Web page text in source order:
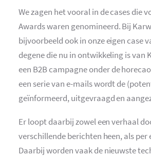
We zagen het vooral in de cases die
Awards waren genomineerd. Bij
bijvoorbeeld ook in onze eigen case
degene die nu in ontwikkeling is van
een B2B campagne onder de
een serie van e-mails wordt de
geïnformeerd, uitgevraagd en
Er loopt daarbij zowel een verhaal
verschillende berichten heen, als per
Daarbij worden vaak de nieuwste